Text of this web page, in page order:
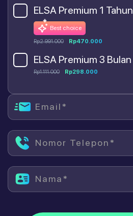
ELSA Premium 1 Tahun
Best choice
Rp2.991.000 Rp470.000
ELSA Premium 3 Bulan
Rp1.111.000 Rp298.000
Email*
Nomor Telepon*
Nama*